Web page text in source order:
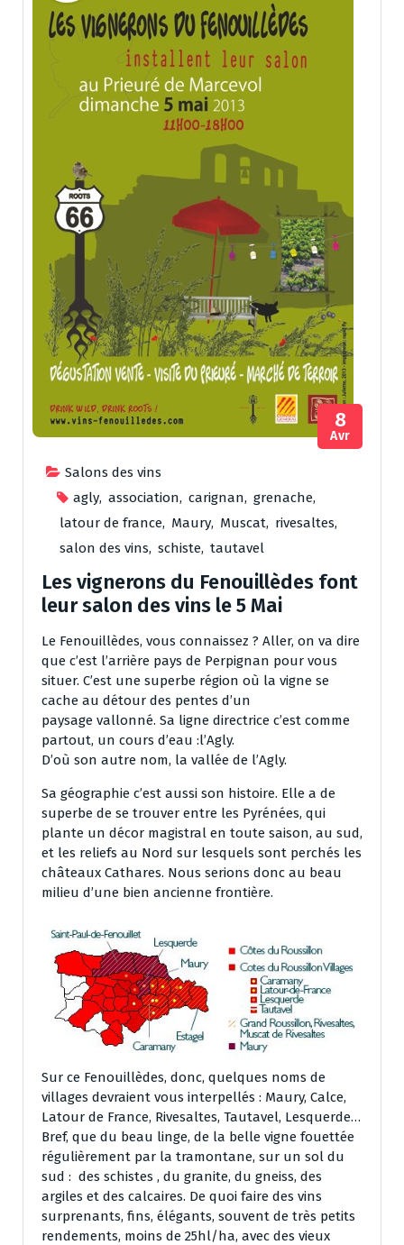
Salons des vins
agly, association, carignan, grenache,
latour de france, Maury, Muscat, rivesaltes,
salon des vins, schiste, tautavel
8
Avr
Les vignerons du Fenouillèdes font
leur salon des vins le 5 Mai
Le Fenouillèdes, vous connaissez ? Aller, on va dire
que c’est l’arrière pays de Perpignan pour vous
situer. C’est une superbe région où la vigne se
cache au détour des pentes d’un
paysage vallonné. Sa ligne directrice c’est comme
partout, un cours d’eau :l’Agly.
D’où son autre nom, la vallée de l’Agly.
Sa géographie c’est aussi son histoire. Elle a de
superbe de se trouver entre les Pyrénées, qui
plante un décor magistral en toute saison, au sud,
et les reliefs au Nord sur lesquels sont perchés les
châteaux Cathares. Nous serions donc au beau
milieu d’une bien ancienne frontière.
Sur ce Fenouillèdes, donc, quelques noms de
villages devraient vous interpellés : Maury, Calce,
Latour de France, Rivesaltes, Tautavel, Lesquerde…
Bref, que du beau linge, de la belle vigne fouettée
régulièrement par la tramontane, sur un sol du
sud : des schistes , du granite, du gneiss, des
argiles et des calcaires. De quoi faire des vins
surprenants, fins, élégants, souvent de très petits
rendements, moins de 25hl/ha, avec des vieux